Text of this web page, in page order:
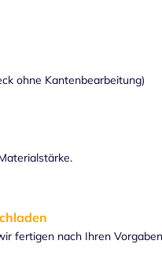
ohne Kantenbearbeitung)
fertigen nach Ihren